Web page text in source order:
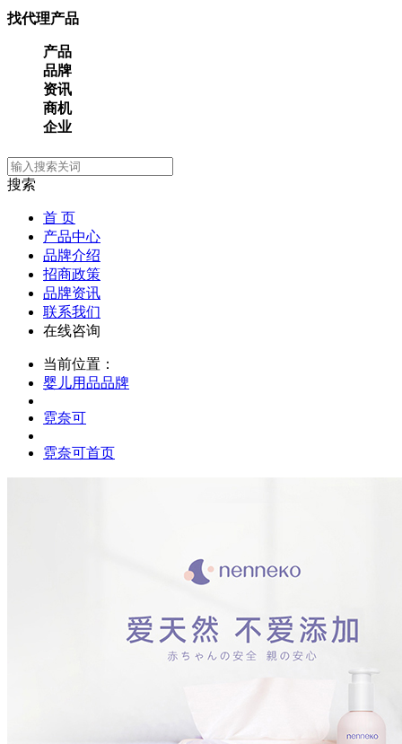
找代理产品
产品
品牌
资讯
商机
企业
搜索
首 页
产品中心
品牌介绍
招商政策
品牌资讯
联系我们
在线咨询
当前位置：
婴儿用品品牌
霓奈可
霓奈可首页